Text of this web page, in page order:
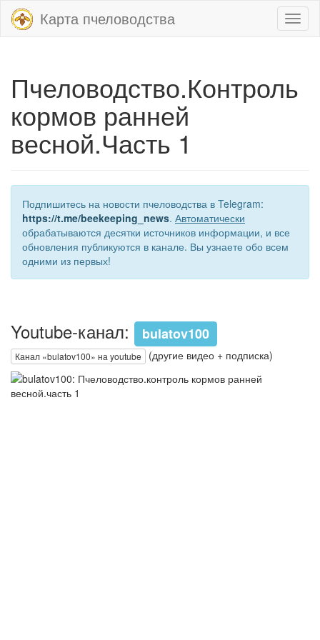
Карта пчеловодства
Пчеловодство.Контроль
кормов ранней
весной.Часть 1
Подпишитесь на новости пчеловодства в Telegram:
https://t.me/beekeeping_news. Автоматически
обрабатываются десятки источников информации, и все
обновления публикуются в канале. Вы узнаете обо всем
одними из первых!
Youtube-канал: bulatov100
Канал «bulatov100» на youtube (другие видео + подписка)